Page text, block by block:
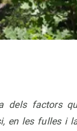
dels factors
en les fulles i